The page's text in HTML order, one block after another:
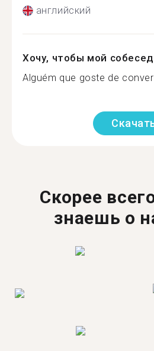
английский
Хочу, чтобы мой
Alguém que goste de
Скорее
знаешь о